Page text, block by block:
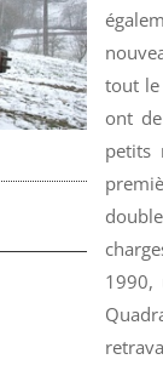
tout le
ont
petits
1990,